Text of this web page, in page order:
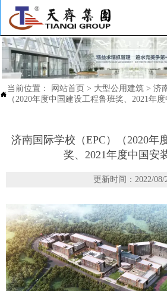

当前位置： 网站首页 > 大型公用建筑 > 济
（2020年度中国建设工程鲁班奖、2021年度
济南国际学校（EPC）（2020年
奖、2021年度中国安
更新时间：2022/08/